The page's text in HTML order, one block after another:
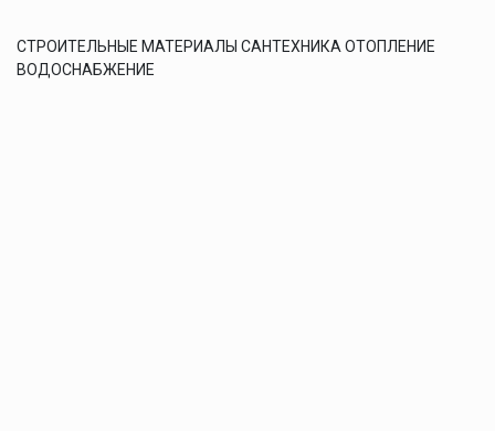
СТРОИТЕЛЬНЫЕ МАТЕРИАЛЫ САНТЕХНИКА ОТОПЛЕНИЕ
ВОДОСНАБЖЕНИЕ